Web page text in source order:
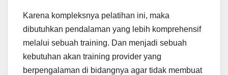
Karena kompleksnya pelatihan ini, maka
dibutuhkan pendalaman yang lebih komprehensif
melalui sebuah training. Dan menjadi sebuah
kebutuhan akan training provider yang
berpengalaman di bidangnya agar tidak membuat